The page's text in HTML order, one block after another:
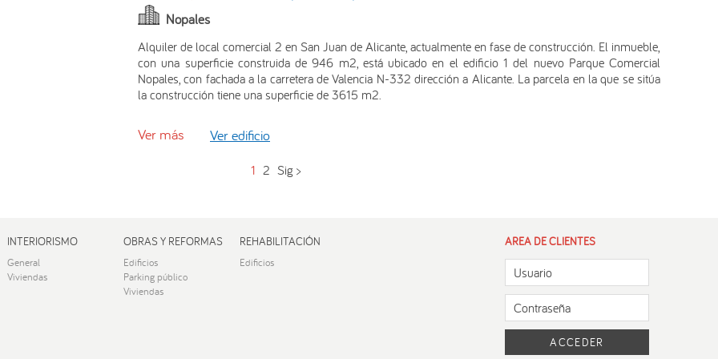
Nopales
Alquiler de local comercial 2 en San Juan de Alicante, actualmente en fase de construcción. El inmueble,
con una superficie construida de 946 m2, está ubicado en el edificio 1 del nuevo Parque Comercial
Nopales, con fachada a la carretera de Valencia N-332 dirección a Alicante. La parcela en la que se sitúa
la construcción tiene una superficie de 3615 m2.
Ver más Ver edificio
1 2 Sig >
INTERIORISMO
General
Viviendas
OBRAS Y REFORMAS
Edificios
Parking público
Viviendas
REHABILITACIÓN
Edificios
AREA DE CLIENTES